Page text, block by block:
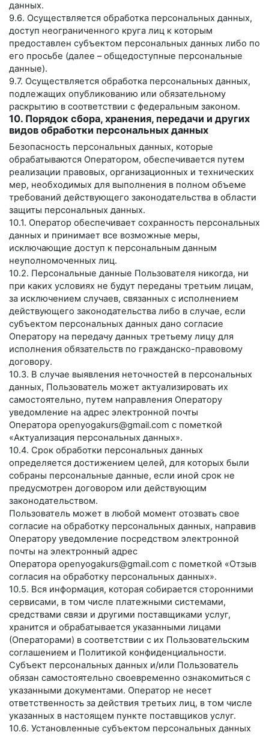
данных.
9.6. Осуществляется обработка персональных данных,
доступ неограниченного круга лиц к которым
предоставлен субъектом персональных данных либо по
его просьбе (далее – общедоступные персональные
данные).
9.7. Осуществляется обработка персональных данных,
подлежащих опубликованию или обязательному
раскрытию в соответствии с федеральным законом.
10. Порядок сбора, хранения, передачи и других
видов обработки персональных данных
Безопасность персональных данных, которые
обрабатываются Оператором, обеспечивается путем
реализации правовых, организационных и технических
мер, необходимых для выполнения в полном объеме
требований действующего законодательства в области
защиты персональных данных.
10.1. Оператор обеспечивает сохранность персональных
данных и принимает все возможные меры,
исключающие доступ к персональным данным
неуполномоченных лиц.
10.2. Персональные данные Пользователя никогда, ни
при каких условиях не будут переданы третьим лицам,
за исключением случаев, связанных с исполнением
действующего законодательства либо в случае, если
субъектом персональных данных дано согласие
Оператору на передачу данных третьему лицу для
исполнения обязательств по гражданско-правовому
договору.
10.3. В случае выявления неточностей в персональных
данных, Пользователь может актуализировать их
самостоятельно, путем направления Оператору
уведомление на адрес электронной почты
Оператора openyogakurs@gmail.com с пометкой
«Актуализация персональных данных».
10.4. Срок обработки персональных данных
определяется достижением целей, для которых были
собраны персональные данные, если иной срок не
предусмотрен договором или действующим
законодательством.
Пользователь может в любой момент отозвать свое
согласие на обработку персональных данных, направив
Оператору уведомление посредством электронной
почты на электронный адрес
Оператора openyogakurs@gmail.com с пометкой «Отзыв
согласия на обработку персональных данных».
10.5. Вся информация, которая собирается сторонними
сервисами, в том числе платежными системами,
средствами связи и другими поставщиками услуг,
хранится и обрабатывается указанными лицами
(Операторами) в соответствии с их Пользовательским
соглашением и Политикой конфиденциальности.
Субъект персональных данных и/или Пользователь
обязан самостоятельно своевременно ознакомиться с
указанными документами. Оператор не несет
ответственность за действия третьих лиц, в том числе
указанных в настоящем пункте поставщиков услуг.
10.6. Установленные субъектом персональных данных